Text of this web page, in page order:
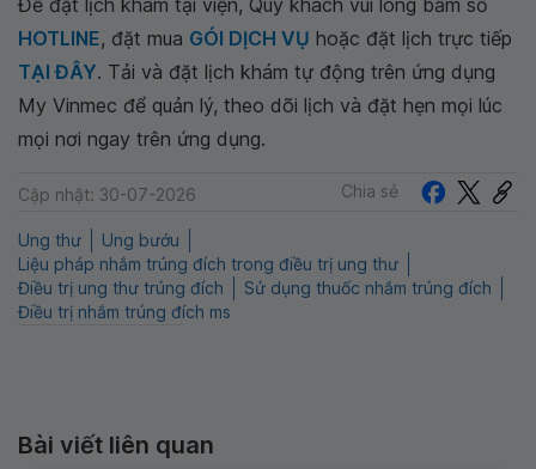
HOTLINE, đặt mua GÓI DỊCH VỤ hoặc đặt lịch trực tiếp
TẠI ĐÂY. Tải và đặt lịch khám tự động trên ứng dụng
My Vinmec để quản lý, theo dõi lịch và đặt hẹn mọi lúc
mọi nơi ngay trên ứng dụng.
Cập nhật: 30-07-2026 Chia sẻ
Ung thư
Ung bướu
Liệu pháp nhắm trúng đích trong điều trị ung thư
Điều trị ung thư trúng đích
Sử dụng thuốc nhắm trúng đích
Điều trị nhắm trúng đích ms
Bài viết liên quan